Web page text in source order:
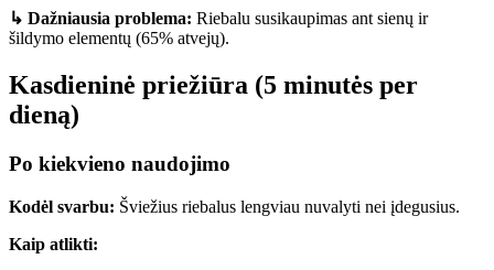
↳ Dažniausia problema: Riebalu susikaupimas ant sienų ir
šildymo elementų (65% atvejų).
Kasdieninė priežiūra (5 minutės per
dieną)
Po kiekvieno naudojimo
Kodėl svarbu: Šviežius riebalus lengviau nuvalyti nei įdegusius.
Kaip atlikti: